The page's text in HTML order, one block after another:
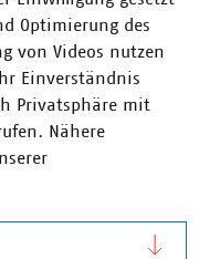
in
)Wasserwirtschaft
Optimierung des
von Videos nutzen
Einverständnis
Privatsphäre mit
Nähere